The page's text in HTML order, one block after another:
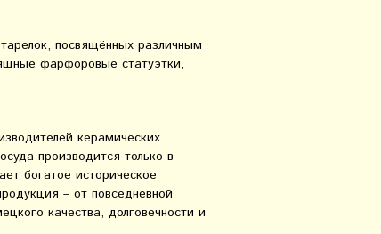
посвящённых различным
фарфоровые статуэтки,
керамических
производится только в
богатое историческое
– от повседневной
качества, долговечности и